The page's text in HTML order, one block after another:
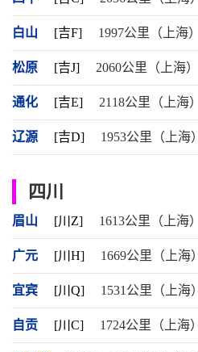
白山 [吉F] 1997公里（上海）
松原 [吉J] 2060公里（上海）
通化 [吉E] 2118公里（上海）
辽源 [吉D] 1953公里（上海）
四川
眉山 [川Z] 1613公里（上海）
广元 [川H] 1669公里（上海）
宜宾 [川Q] 1531公里（上海）
自贡 [川C] 1724公里（上海）